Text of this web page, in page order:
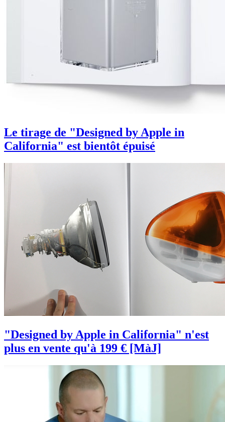
Le tirage de "Designed by Apple in
California" est bientôt épuisé
"Designed by Apple in California" n'est
plus en vente qu'à 199 € [MàJ]